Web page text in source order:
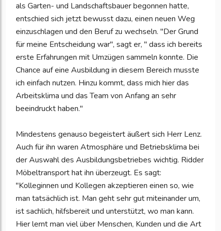
als Garten- und Landschaftsbauer begonnen hatte,
entschied sich jetzt bewusst dazu, einen neuen Weg
einzuschlagen und den Beruf zu wechseln. "Der Grund
für meine Entscheidung war", sagt er, " dass ich bereits
erste Erfahrungen mit Umzügen sammeln konnte. Die
Chance auf eine Ausbildung in diesem Bereich musste
ich einfach nutzen. Hinzu kommt, dass mich hier das
Arbeitsklima und das Team von Anfang an sehr
beeindruckt haben."
Mindestens genauso begeistert äußert sich Herr Lenz.
Auch für ihn waren Atmosphäre und Betriebsklima bei
der Auswahl des Ausbildungsbetriebes wichtig. Ridder
Möbeltransport hat ihn überzeugt. Es sagt:
"Kolleginnen und Kollegen akzeptieren einen so, wie
man tatsächlich ist. Man geht sehr gut miteinander um,
ist sachlich, hilfsbereit und unterstützt, wo man kann.
Hier lernt man viel über Menschen, Kunden und die Art